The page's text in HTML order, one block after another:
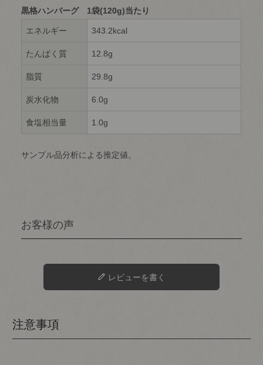
黒格ハンバーグ 1袋(120g)当たり
エネルギー 343.2kcal
たんぱく質 12.8g
脂質 29.8g
炭水化物 6.0g
食塩相当量 1.0g
サンプル品分析による推定値。
レビューを書く
注意事項